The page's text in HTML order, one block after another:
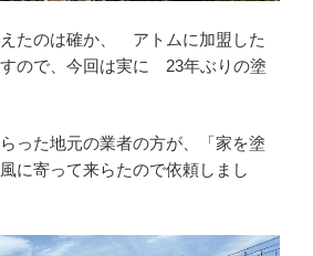
たのは確か、 アトムに加盟した
ので、今回は実に 23年ぶりの塗
った地元の業者の方が、「家を塗
に寄って来らたので依頼しまし